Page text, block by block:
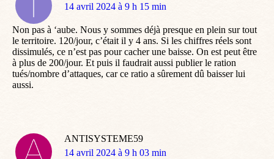
dit
14 avril 2024 à 9 h 15 min
Non pas à ‘aube. Nous y sommes déjà presque en plein sur tout
le territoire. 120/jour, c’était il y 4 ans. Si les chiffres réels sont
dissimulés, ce n’est pas pour cacher une baisse. On est peut être
à plus de 200/jour. Et puis il faudrait aussi publier le ration
tués/nombre d’attaques, car ce ratio a sûrement dû baisser lui
aussi.
ANTISYSTEME59
dit
14 avril 2024 à 9 h 03 min